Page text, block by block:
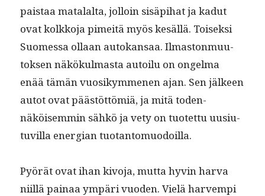
pais­taa mata­lal­ta, jol­loin sisäpi­hat ja kadut
ovat kolkko­ja pimeitä myös kesäl­lä. Toisek­si
Suomes­sa ollaan autokansaa. Ilmas­ton­muu­
tok­sen näkökul­mas­ta autoilu on ongel­ma
enää tämän vuosikymme­nen ajan. Sen jäl­keen
autot ovat päästöt­tömiä, ja mitä toden­
näköisem­min sähkö ja vety on tuotet­tu uusi­u­
tuvil­la ener­gian tuotantomuodoilla.
Pyörät ovat ihan kivo­ja, mut­ta hyvin har­va
niil­lä painaa ympäri vuo­den. Vielä harvem­pi